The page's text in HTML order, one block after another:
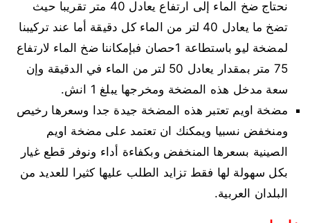
نحتاج ضخ الماء إلى ارتفاع يعادل 40 متر تقريبا حيث
تضخ ما يعادل 40 لتر من الماء كل دقيقة أما عند تركيبنا
لمضخة ليو باستطاعة 1حصان فبإمكاننا ضخ الماء لارتفاع
75 متر بمقدار يعادل 50 لتر من الماء في الدقيقة وإن
سعة مدخل هذه المضخة ومخرجها يبلغ 1 انش.
مضخة اويم تعتبر هذه المضخة جيدة جدا وسعرها رخيص
ومنخفض نسبيا ويمكنك ان تعتمد على مضخة اويم
الصينية بسعرها المنخفض وبكفاءة أداء ونوفر قطع غيار
بكل سهولة لها فقط تزايد الطلب عليها كثيرا للعديد من
البلدان العربية.